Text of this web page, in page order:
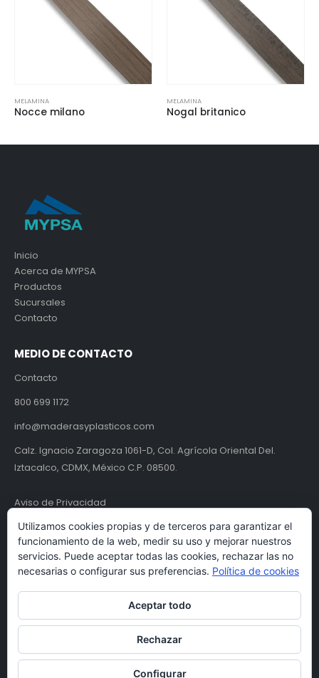
MELAMINA
Nocce milano
MELAMINA
Nogal britanico
Inicio
Acerca de MYPSA
Productos
Sucursales
Contacto
MEDIO DE CONTACTO
Contacto
800 699 1172
info@maderasyplasticos.com
Calz. Ignacio Zaragoza 1061-D, Col. Agrícola Oriental Del.
Iztacalco, CDMX, México C.P. 08500.
Aviso de Privacidad
Términos y condiciones
© Maderas y Plásticos S.A. de C.V. | MYPSA 2024. Todos los derechos
Utilizamos cookies propias y de terceros para garantizar el
funcionamiento de la web, medir su uso y mejorar nuestros
servicios. Puede aceptar todas las cookies, rechazar las no
necesarias o configurar sus preferencias. Política de cookies
Aceptar todo
Rechazar
Configurar